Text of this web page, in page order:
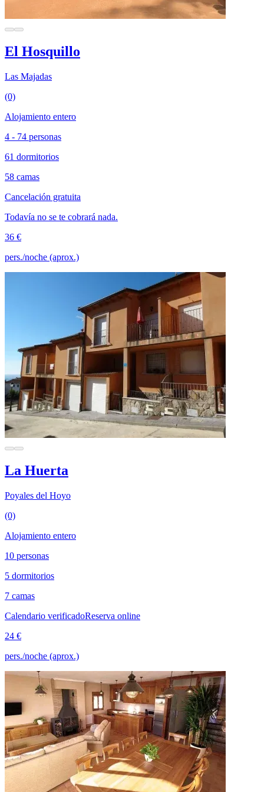
El Hosquillo
Las Majadas
(0)
Alojamiento entero
4 - 74 personas
61 dormitorios
58 camas
Cancelación gratuita
Todavía no se te cobrará nada.
36 €
pers./noche (aprox.)
La Huerta
Poyales del Hoyo
(0)
Alojamiento entero
10 personas
5 dormitorios
7 camas
Calendario verificadoReserva online
24 €
pers./noche (aprox.)